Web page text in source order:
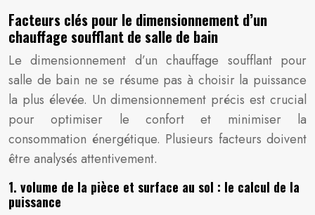
Facteurs clés pour le dimensionnement d’un
chauffage soufflant de salle de bain
Le dimensionnement d’un chauffage soufflant pour
salle de bain ne se résume pas à choisir la puissance
la plus élevée. Un dimensionnement précis est crucial
pour optimiser le confort et minimiser la
consommation énergétique. Plusieurs facteurs doivent
être analysés attentivement.
1. volume de la pièce et surface au sol : le calcul de la
puissance